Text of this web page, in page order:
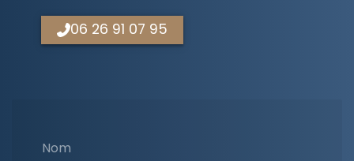
Nom
06 26 91 07 95